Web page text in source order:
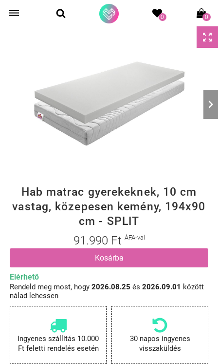
0 0
Hab matrac gyerekeknek, 10 cm
vastag, közepesen kemény, 194x90
cm - SPLIT
91.990 Ft ÁFA-val
Kosárba
Elérhető
Rendeld meg most, hogy 2026.08.25 és 2026.09.01 között
nálad lehessen
Ingyenes szállítás 10.000
Ft feletti rendelés esetén
30 napos ingyenes
visszaküldés